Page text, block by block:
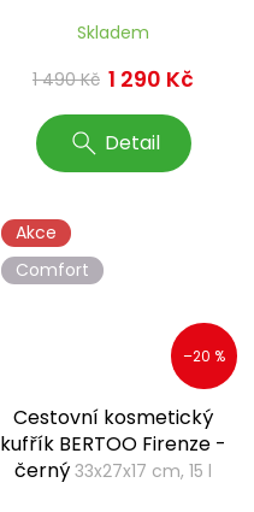
Skladem
1 490 Kč 1 290 Kč
Detail
Akce
Comfort
–20 %
Cestovní kosmetický
kufřík BERTOO Firenze -
černý 33x27x17 cm, 15 l